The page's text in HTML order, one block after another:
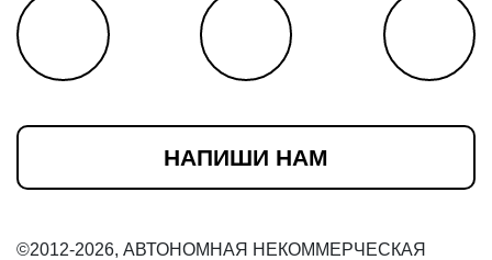
НАПИШИ НАМ
©2012-2026, АВТОНОМНАЯ НЕКОММЕРЧЕСКАЯ